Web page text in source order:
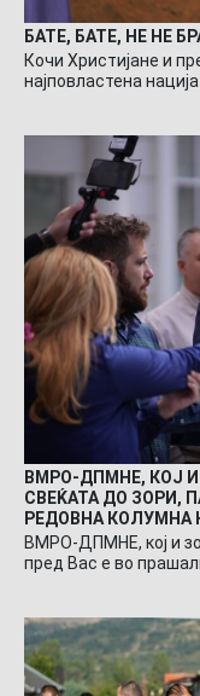
БАТЕ, БАТЕ, НЕ НЕ
Кочи Христијане и
најповластена
ВМРО-ДПМНЕ, КОЈ
СВЕЌАТА ДО ЗОРИ,
РЕДОВНА КОЛУМНА
ВМРО-ДПМНЕ, кој и
пред Вас е во